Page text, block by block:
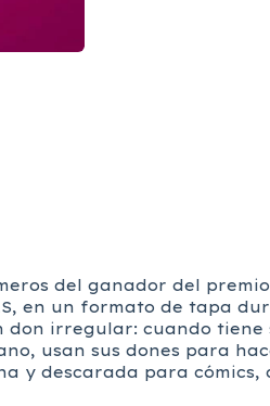
del ganador del
en un formato de tapa
irregular: cuando tiene
usan sus dones para
y descarada para cómics,